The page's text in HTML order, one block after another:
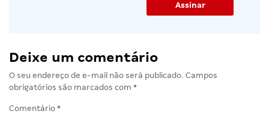
Deixe um comentário
O seu endereço de e-mail não será publicado. Campos
obrigatórios são marcados com *
Comentário *